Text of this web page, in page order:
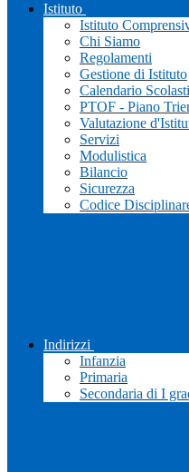
Istituto
Istituto
Chi Siamo
Regolamenti
Gestione di Istituto
Calendario
PTOF - Piano
Valutazione
Servizi
Modulistica
Bilancio
Sicurezza
Codice
Indirizzi
Infanzia
Primaria
Secondaria di I